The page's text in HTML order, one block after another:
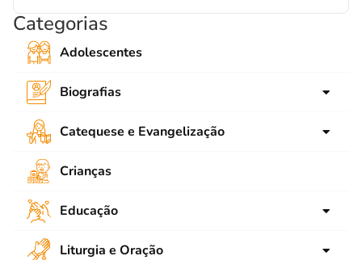
Categorias
Adolescentes
Biografias
para crianças
Adultos
Catequese e Evangelização
Ligações
Emaús
Bíblia
Crianças
Educação
AnimaçãoLiturgia e Oração